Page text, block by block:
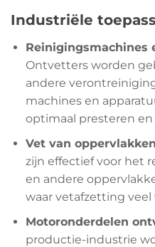
Industriële
Reinigingsmachines
Ontvetters worden
andere
machines en
optimaal presteren
Vet van
zijn effectief voor het
en andere
waar vetafzetting
Motoronderdelen
productie-industrie